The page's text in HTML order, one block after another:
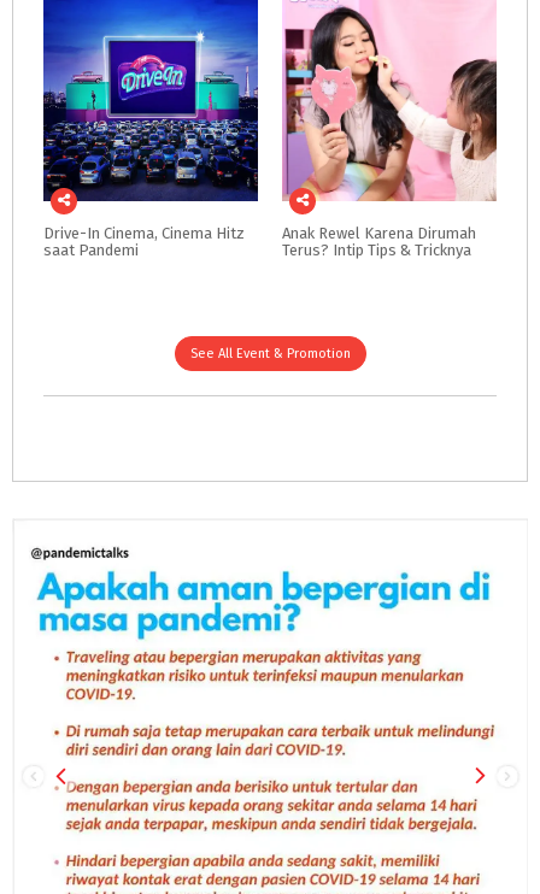
Drive-In Cinema, Cinema Hitz
saat Pandemi
Anak Rewel Karena Dirumah
Terus? Intip Tips & Tricknya
See All Event & Promotion